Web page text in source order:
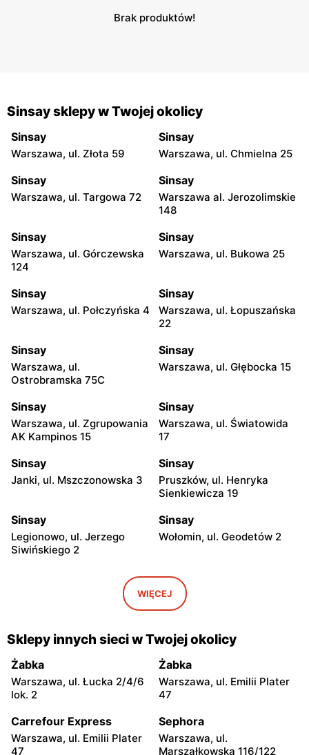
Brak produktów!
Sinsay sklepy w Twojej okolicy
Sinsay
Warszawa, ul. Złota 59
Sinsay
Warszawa, ul. Chmielna 25
Sinsay
Warszawa, ul. Targowa 72
Sinsay
Warszawa al. Jerozolimskie
148
Sinsay
Warszawa, ul. Górczewska
124
Sinsay
Warszawa, ul. Bukowa 25
Sinsay
Warszawa, ul. Połczyńska 4
Sinsay
Warszawa, ul. Łopuszańska
22
Sinsay
Warszawa, ul.
Ostrobramska 75C
Sinsay
Warszawa, ul. Głębocka 15
Sinsay
Warszawa, ul. Zgrupowania
AK Kampinos 15
Sinsay
Warszawa, ul. Światowida
17
Sinsay
Janki, ul. Mszczonowska 3
Sinsay
Pruszków, ul. Henryka
Sienkiewicza 19
Sinsay
Legionowo, ul. Jerzego
Siwińskiego 2
Sinsay
Wołomin, ul. Geodetów 2
Otwock, ul. Płk. Ryszarda
Sinsay
Otwock, ul. Karczewska 6
Sinsay
Podkowa Leśna, ul. Gołębia
26
Sinsay
Łubna, ul. Łubna 69
Sinsay
Wojska Polskiego 20
Sinsay
Rzemieślnicza 22
Sinsay Sinsay
WIĘCEJ
Sklepy innych sieci w Twojej okolicy
Żabka
Warszawa, ul. Łucka 2/4/6
lok. 2
Żabka
Warszawa, ul. Emilii Plater
47
Carrefour Express
Warszawa, ul. Emilii Plater
47
Sephora
Warszawa, ul.
Marszałkowska 116/122